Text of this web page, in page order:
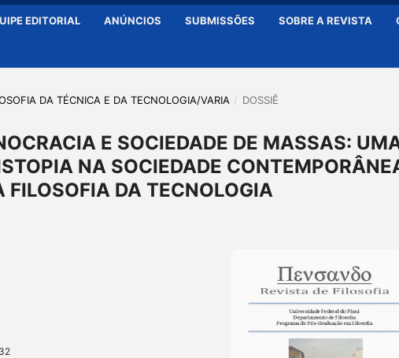
EDITORIAL ANÚNCIOS SUBMISSÕES SOBRE A REVISTA
DA TÉCNICA E DA TECNOLOGIA/VARIA / DOSSIÊ
E SOCIEDADE DE MASSAS:
NA SOCIEDADE
FILOSOFIA DA TECNOLOGIA